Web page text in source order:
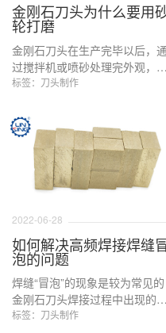
金刚石刀头为什么要用
轮打磨
金刚石刀头在生产完毕以后，通
过搅拌机或喷砂处理完外观，理
应可以正常的装箱了，但是很多
经常需要拿到砂轮上进行打磨，
打磨有什么作用呢？
标签：刀头制作
2022-06-28
如何解决高频焊接焊缝
泡的问题
焊缝“冒泡”的现象是较为常见的
金刚石刀头焊接过程中出现的问
题，我们分别从原因，实例检测
标签：刀头制作